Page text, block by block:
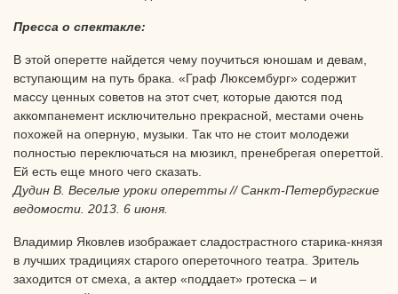
Пресса о спектакле:
В этой оперетте найдется чему поучиться юношам и девам,
вступающим на путь брака. «Граф Люксембург» содержит
массу ценных советов на этот счет, которые даются под
аккомпанемент исключительно прекрасной, местами очень
похожей на оперную, музыки. Так что не стоит молодежи
полностью переключаться на мюзикл, пренебрегая опереттой.
Ей есть еще много чего сказать.
Дудин В. Веселые уроки оперетты // Санкт-Петербургские
ведомости. 2013. 6 июня.
Владимир Яковлев изображает сладострастного старика-князя
в лучших традициях старого опереточного театра. Зритель
заходится от смеха, а актер «поддает» гротеска – и